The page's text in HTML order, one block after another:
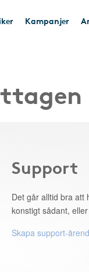
Kampanjer
Support
Det går alltid bra att
konstigt sådant,
Skapa support-